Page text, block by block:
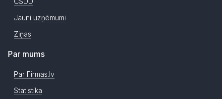
Jauni uzņēmumi
Ziņas
Par mums
Par Firmas.lv
Statistika